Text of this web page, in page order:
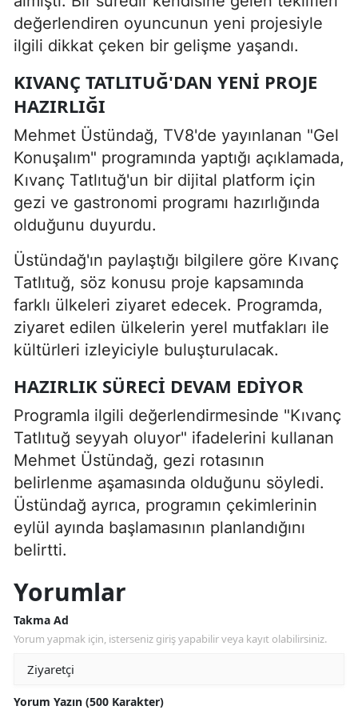
değerlendiren oyuncunun yeni projesiyle
ilgili dikkat çeken bir gelişme yaşandı.
KIVANÇ TATLITUĞ'DAN YENI PROJE
HAZIRLIĞI
Mehmet Üstündağ, TV8'de yayınlanan "Gel
Konuşalım" programında yaptığı açıklamada,
Kıvanç Tatlıtuğ'un bir dijital platform için
gezi ve gastronomi programı hazırlığında
olduğunu duyurdu.
Üstündağ'ın paylaştığı bilgilere göre Kıvanç
Tatlıtuğ, söz konusu proje kapsamında
farklı ülkeleri ziyaret edecek. Programda,
ziyaret edilen ülkelerin yerel mutfakları ile
kültürleri izleyiciyle buluşturulacak.
HAZIRLIK SÜRECI DEVAM EDIYOR
Programla ilgili değerlendirmesinde "Kıvanç
Tatlıtuğ seyyah oluyor" ifadelerini kullanan
Mehmet Üstündağ, gezi rotasının
belirlenme aşamasında olduğunu söyledi.
Üstündağ ayrıca, programın çekimlerinin
eylül ayında başlamasının planlandığını
belirtti.
Yorumlar
Takma Ad
Yorum yapmak için, isterseniz giriş yapabilir veya kayıt olabilirsiniz.
Yorum Yazın (500 Karakter)